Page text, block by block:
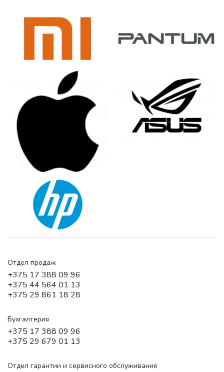
Отдел продаж
+375 17 388 09 96
+375 44 564 01 13
+375 29 861 18 28
Бухгалтерия
+375 17 388 09 96
+375 29 679 01 13
Отдел гарантии и сервисного обслуживания